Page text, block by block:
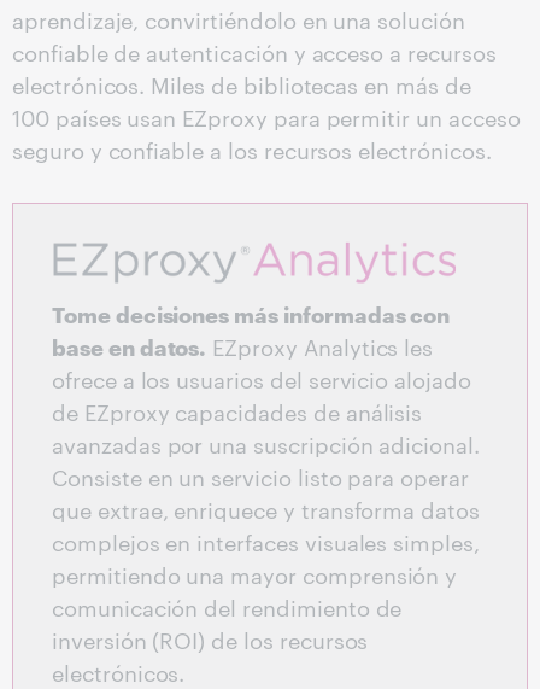
aprendizaje, convirtiéndolo en una solución
confiable de autenticación y acceso a recursos
electrónicos. Miles de bibliotecas en más de
100 países usan EZproxy para permitir un acceso
seguro y confiable a los recursos electrónicos.
Tome decisiones más informadas con
base en datos. EZproxy Analytics les
ofrece a los usuarios del servicio alojado
de EZproxy capacidades de análisis
avanzadas por una suscripción adicional.
Consiste en un servicio listo para operar
que extrae, enriquece y transforma datos
complejos en interfaces visuales simples,
permitiendo una mayor comprensión y
comunicación del rendimiento de
inversión (ROI) de los recursos
electrónicos.